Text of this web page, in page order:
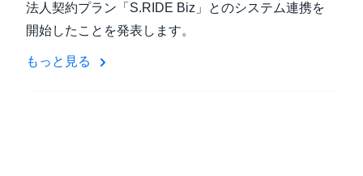
法人契約プラン「S.RIDE Biz」とのシステム連携を
開始したことを発表します。
もっと見る